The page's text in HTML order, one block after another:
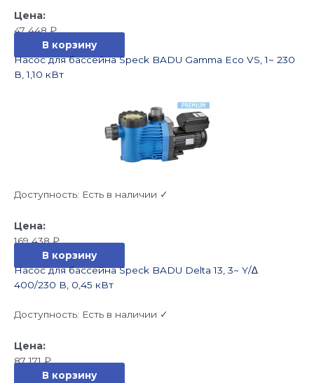
47 448₽
В корзину
Насос для бассейна Speck BADU Gamma Eco VS, 1~ 230
В, 1,10 кВт
Доступность: Есть в наличии ✓
169 438₽
В корзину
Насос для бассейна Speck BADU Delta 13, 3~ Y/∆
400/230 В, 0,45 кВт
Доступность: Есть в наличии ✓
87 171₽
В корзину